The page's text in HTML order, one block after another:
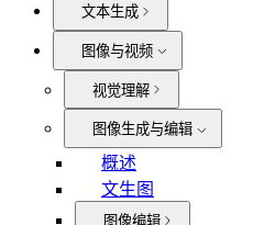
文本生成
图像与视频
视觉理解
图像生成与编辑
概述
文生图
图像编辑